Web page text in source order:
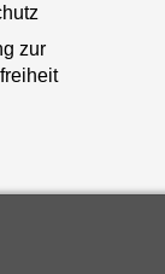
zur